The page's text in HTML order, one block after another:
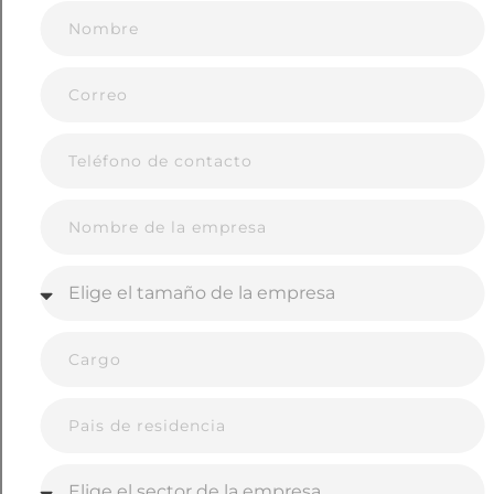
1. Adopción de un lenguaje
excesivamente comercial y céntrese en
evergreen o atemporal es ideal para esto, ya
permanentemente.
datos estructurados
Ayude a los algoritmos a entender de qué